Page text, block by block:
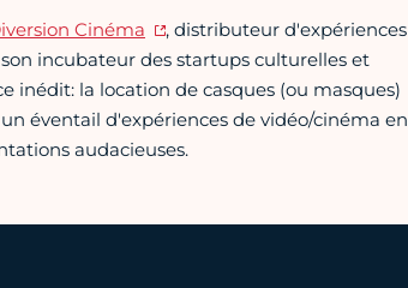
Cinéma
, distributeur d'expériences
incubateur des startups culturelles et
inédit: la location de casques (ou masques)
éventail d'expériences de vidéo/cinéma en
audacieuses.